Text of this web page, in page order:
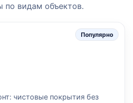
по видам объектов.
Популярно
чистовые покрытия без